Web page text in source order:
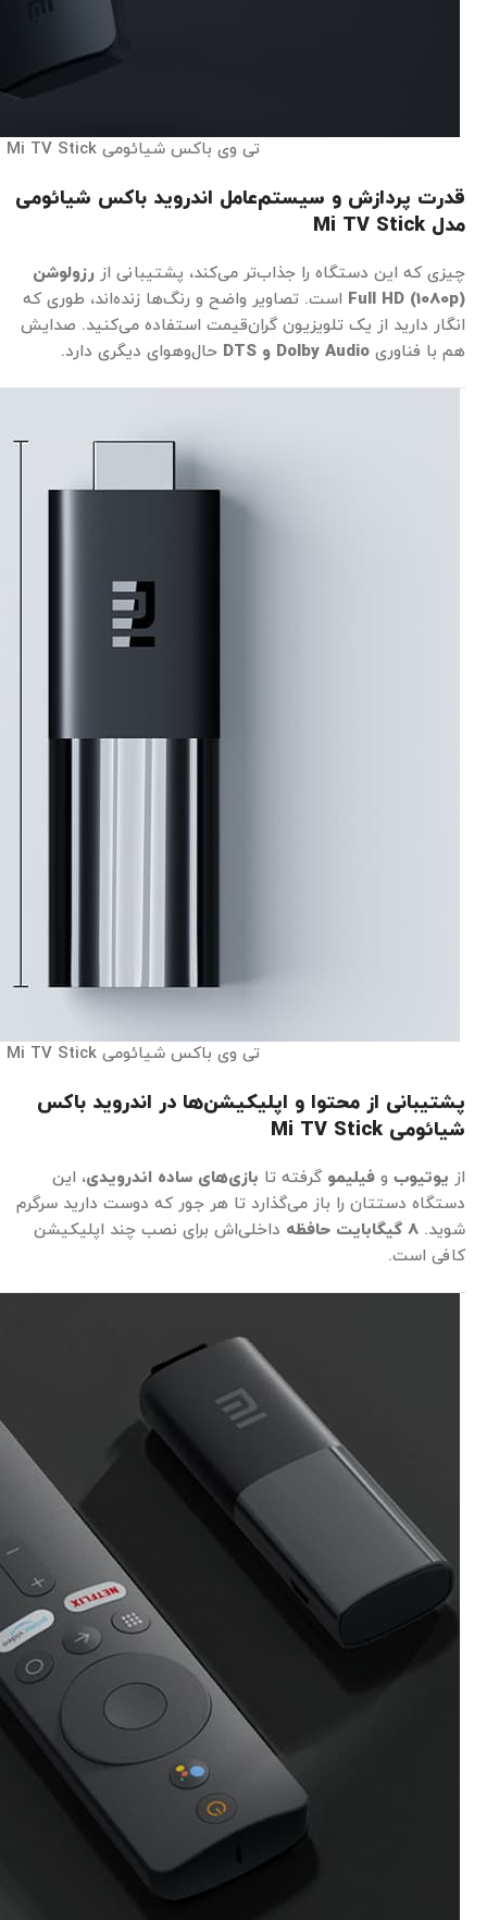
تی وی باکس شیائومی Mi TV Stick
قدرت پردازش و سیستم‌عامل اندروید باکس شیائومی
مدل Mi TV Stick
چیزی که این دستگاه را جذاب‌تر می‌کند، پشتیبانی از رزولوشن
Full HD (1080p) است. تصاویر واضح و رنگ‌ها زنده‌اند، طوری که
انگار دارید از یک تلویزیون گران‌قیمت استفاده می‌کنید. صدایش
هم با فناوری Dolby Audio و DTS حال‌وهوای دیگری دارد.
تی وی باکس شیائومی Mi TV Stick
پشتیبانی از محتوا و اپلیکیشن‌ها در اندروید باکس
شیائومی Mi TV Stick
از یوتیوب و فیلیمو گرفته تا بازی‌های ساده اندرویدی، این
دستگاه دستتان را باز می‌گذارد تا هر جور که دوست دارید سرگرم
شوید. 8 گیگابایت حافظه
داخلی‌اش برای نصب چند اپلیکیشن
کافی است.